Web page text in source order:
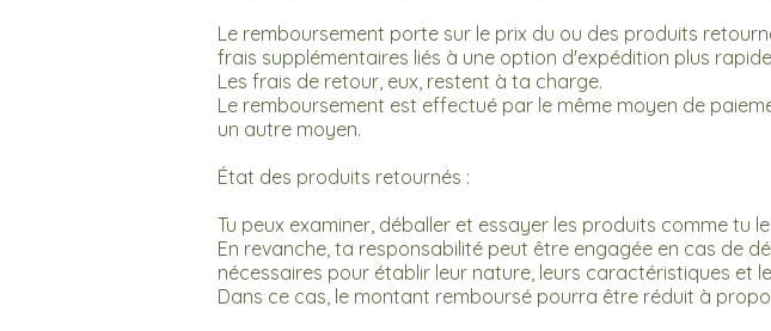
Le remboursement porte sur le prix du ou des produits
frais supplémentaires liés à une option d'expédition plus
Les frais de retour, eux, restent à ta charge.
Le remboursement est effectué par le même moyen de
un autre moyen.
État des produits retournés :
Tu peux examiner, déballer et essayer les produits comme tu
En revanche, ta responsabilité peut être engagée en cas de
nécessaires pour établir leur nature, leurs caractéristiques et
Dans ce cas, le montant remboursé pourra être réduit à